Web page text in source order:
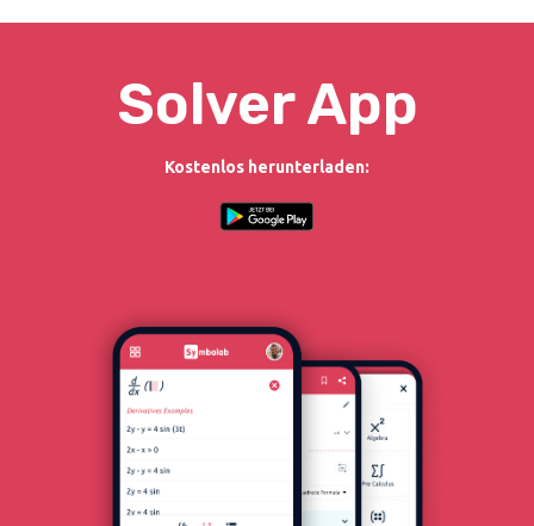
Solver App
Kostenlos herunterladen: